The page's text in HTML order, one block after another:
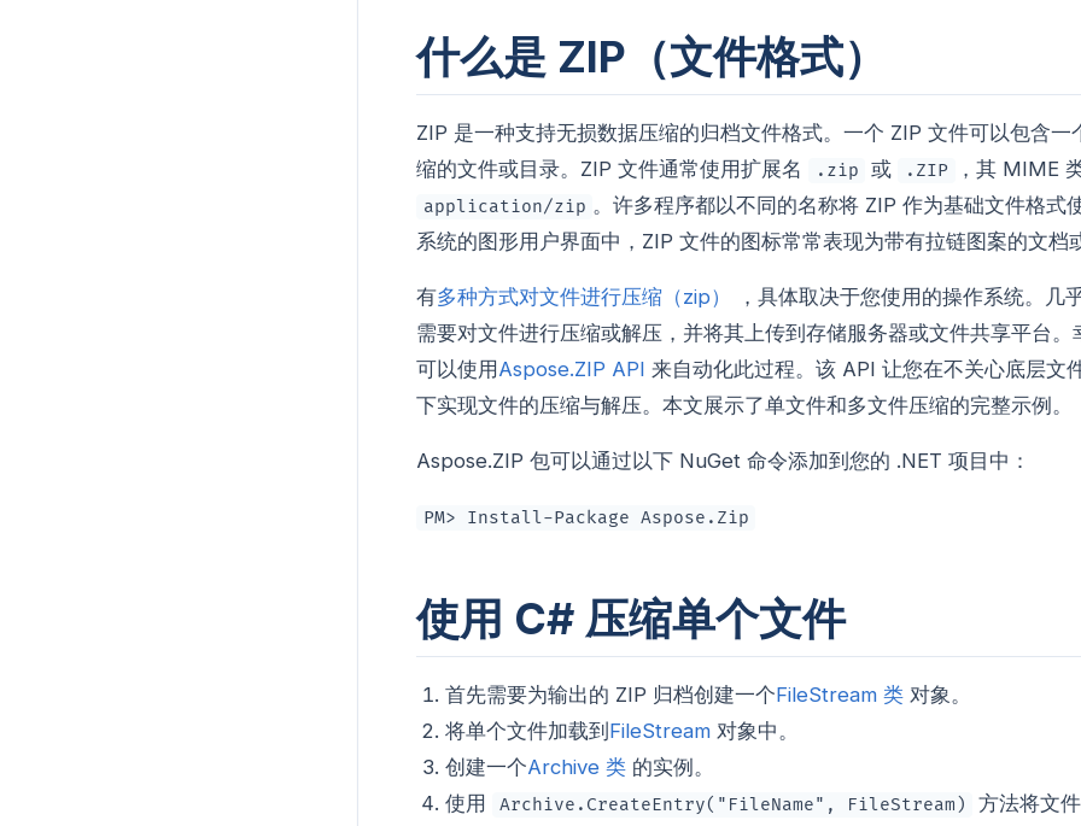
什么是 ZIP（文件格式）
ZIP 是一种支持无损数据压缩的归档文件格式。一个 ZIP 文件可以包含一
缩的文件或目录。ZIP 文件通常使用扩展名
.zip 或 .ZIP ，其 MIME
application/zip 。许多程序都以不同的名称将 ZIP 作为基础文件格式
系统的图形用户界面中，ZIP 文件的图标常常表现为带有拉链图案的文档
有多种方式对文件进行压缩（zip）
，具体取决于您使用的操作系统。几
需要对文件进行压缩或解压，并将其上传到存储服务器或文件共享平台。
可以使用 Aspose.ZIP API 来自动化此过程。该 API 让您在不关心底层文
下实现文件的压缩与解压。本文展示了单文件和多文件压缩的完整示例。
Aspose.ZIP 包可以通过以下 NuGet 命令添加到您的 .NET 项目中：
PM> Install-Package Aspose.Zip
使用 C# 压缩单个文件
首先需要为输出的 ZIP 归档创建一个FileStream 类 对象。
将单个文件加载到 FileStream 对象中。
创建一个Archive 类 的实例。
使用
Archive.CreateEntry("FileName", FileStream)
方法将文